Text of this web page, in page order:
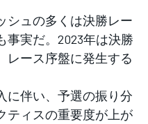
ュの多くは決勝レー
事実だ。2023年は決勝
レース序盤に発生する
伴い、予選の振り分
ティスの重要度が上が